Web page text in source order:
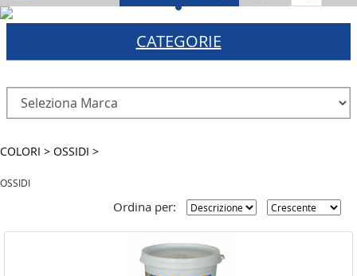
CATEGORIE
BULLONERIA-VITERIA
COLORI > OSSIDI >
OSSIDI
Ordina per: